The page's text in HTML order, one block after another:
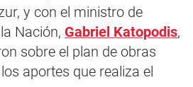
y con el ministro de
Nación, Gabriel Katopodis,
sobre el plan de obras
aportes que realiza el